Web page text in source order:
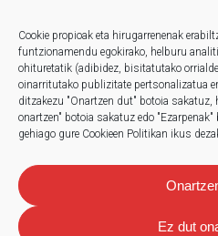
Cookie propioak eta hirugarrenenak
funtzionamendu egokirako, helburu
ohituretatik (adibidez, bisitatutako
oinarritutako publizitate pertsonalizatua
ditzakezu "Onartzen dut" botoia sakatuz,
onartzen" botoia sakatuz edo
gehiago gure Cookieen Politikan ikus
Ez dut